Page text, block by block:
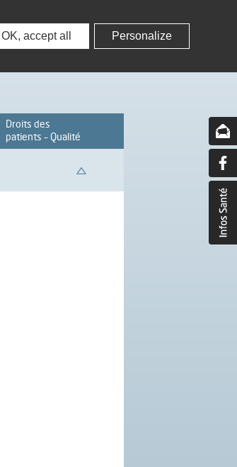
Droits des
patients – Qualité
OK, accept all Personalize